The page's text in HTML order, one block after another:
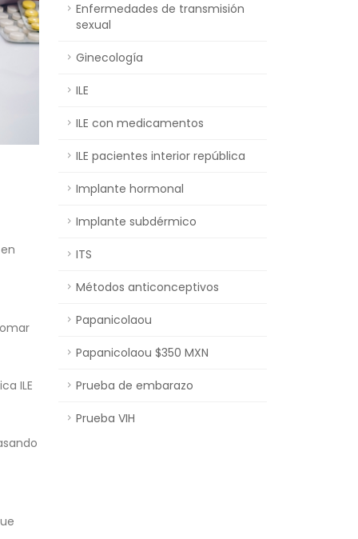
Enfermedades de transmisión
sexual
Ginecología
ILE
ILE con medicamentos
ILE pacientes interior república
Implante hormonal
Implante subdérmico
ITS
Métodos anticonceptivos
Papanicolaou
Papanicolaou $350 MXN
Prueba de embarazo
Prueba VIH
ILE